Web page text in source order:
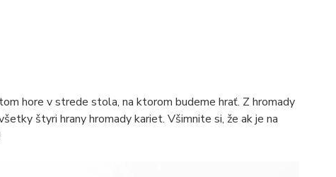
hore v strede stola, na ktorom budeme hrať. Z hromady
štyri hrany hromady kariet. Všimnite si, že ak je na